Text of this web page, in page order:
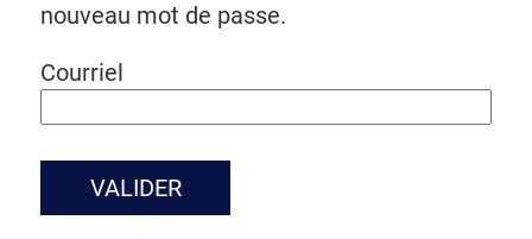
nouveau mot de passe.
Courriel
VALIDER